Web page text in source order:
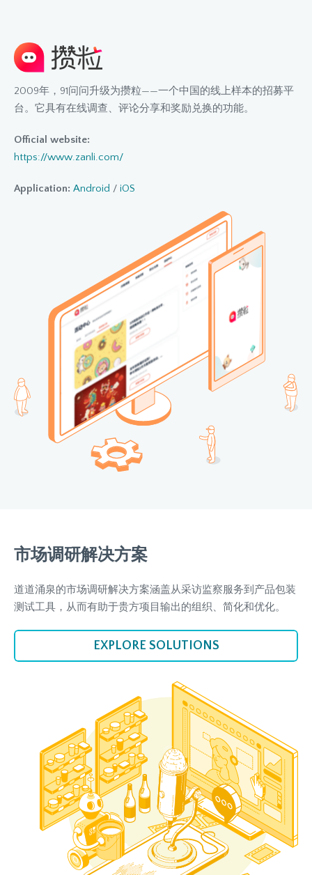
2009年，91问问升级为攒粒——一个中国的线上样本的招募平
台。它具有在线调查、评论分享和奖励兑换的功能。
Official website:
https://www.zanli.com/
Application: Android / iOS
市场调研解决方案
道道涌泉的市场调研解决方案涵盖从采访监察服务到产品包装
测试工具，从而有助于贵方项目输出的组织、简化和优化。
EXPLORE SOLUTIONS